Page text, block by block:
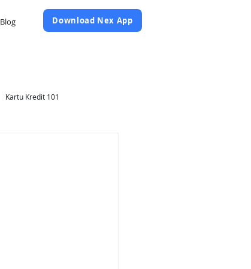
Daftar Sekarang
Blog Download Nex App
Kartu Kredit 101